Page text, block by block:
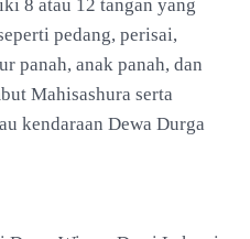
8 atau 12 tangan yang
pedang, perisai,
panah, anak panah, dan
Mahisashura serta
kendaraan Dewa Durga